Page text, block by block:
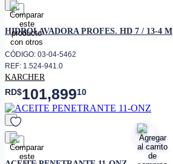
favorito
HIDROLAVADORA PROFES. HD 7 / 13-4 M
CÓDIGO: 03-04-5462
REF: 1.524-941.0
KARCHER
RD$101,89910
favorito